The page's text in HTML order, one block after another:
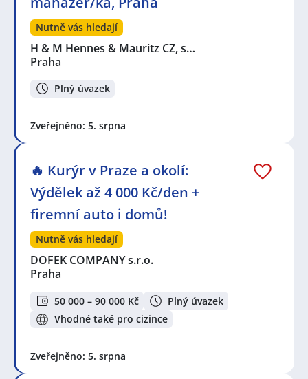
Nutně vás hledají
H & M Hennes & Mauritz CZ, s…
Praha
Plný úvazek
Zveřejněno: 5. srpna
🔥 Kurýr v Praze a okolí:
Výdělek až 4 000 Kč/den +
firemní auto i domů!
Nutně vás hledají
DOFEK COMPANY s.r.o.
Praha
50 000 – 90 000 Kč
Plný úvazek
Vhodné také pro cizince
Zveřejněno: 5. srpna